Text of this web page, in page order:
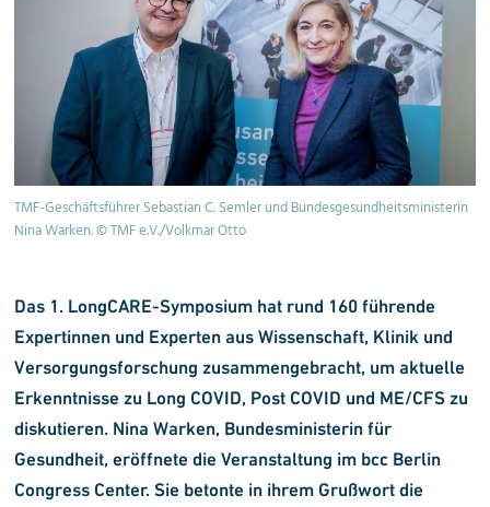
TMF-Geschäftsführer Sebastian C. Semler und Bundesgesundheitsministerin
Nina Warken. © TMF e.V./Volkmar Otto
Das 1. LongCARE-Symposium hat rund 160 führende
Expertinnen und Experten aus Wissenschaft, Klinik und
Ver­sorgungs­forschung zusammengebracht, um aktuelle
Erkenntnisse zu Long COVID, Post COVID und ME/CFS zu
diskutieren. Nina Warken, Bundesministerin für
Gesundheit, eröffnete die Veranstaltung im bcc Berlin
Congress Center. Sie betonte in ihrem Grußwort die